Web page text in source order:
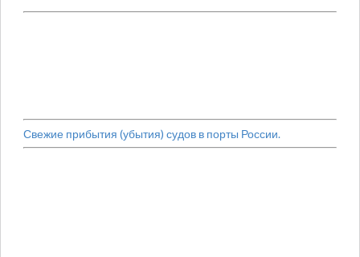
Свежие прибытия (убытия) судов в порты России.